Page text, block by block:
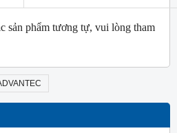
sản phẩm tương tự, vui lòng tham